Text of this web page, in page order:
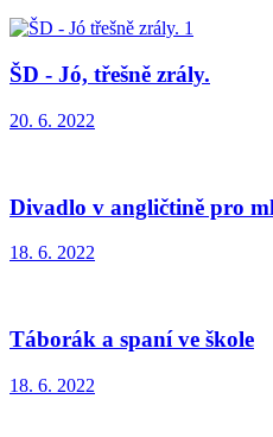
ŠD - Jó, třešně zrály.
20. 6. 2022
Divadlo v angličtině pro
18. 6. 2022
Táborák a spaní ve škole
18. 6. 2022